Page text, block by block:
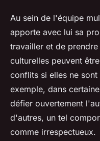
Au sein de l'équipe
apporte avec lui sa
travailler et de
culturelles peuvent
conflits si elles ne
exemple, dans
défier ouvertement
d'autres, un tel
comme irrespectueux.